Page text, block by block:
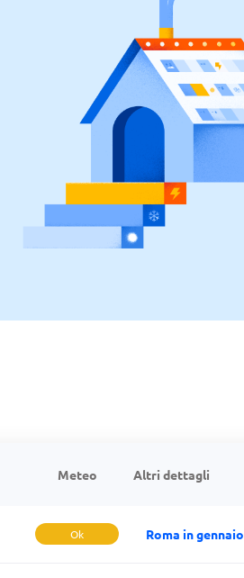
Meteo Altri dettagli
Ok Roma in gennaio